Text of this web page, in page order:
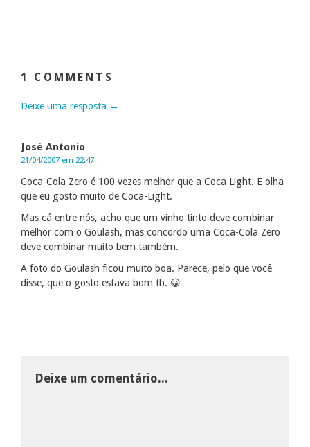
1 COMMENTS
Deixe uma resposta →
José Antonio
21/04/2007 em 22:47
Coca-Cola Zero é 100 vezes melhor que a Coca Light. E olha
que eu gosto muito de Coca-Light.
Mas cá entre nós, acho que um vinho tinto deve combinar
melhor com o Goulash, mas concordo uma Coca-Cola Zero
deve combinar muito bem também.
A foto do Goulash ficou muito boa. Parece, pelo que você
disse, que o gosto estava bom tb. 😀
Deixe um comentário...